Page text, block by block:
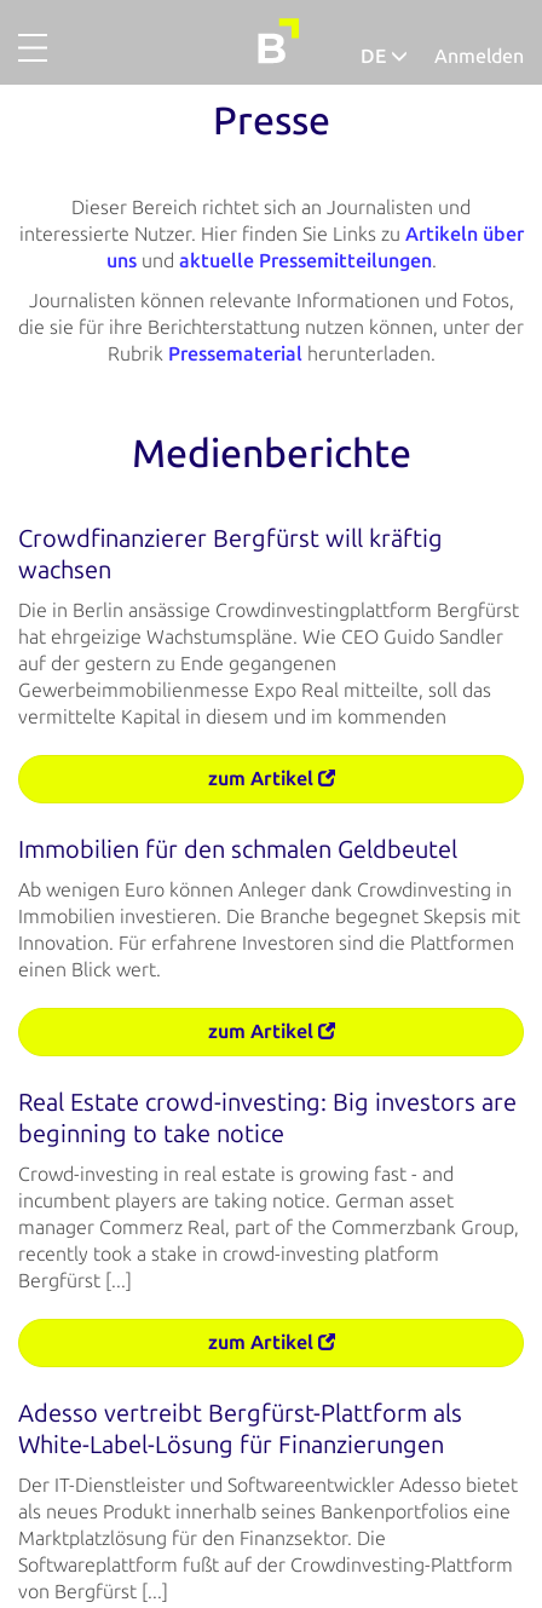
Finanzieren
Über uns
So funktionierts
Unternehmensaccount
DE
Deutsch
Anmelden
Presse
Dieser Bereich richtet sich an Journalisten und
interessierte Nutzer. Hier finden Sie Links zu Artikeln über
unsund aktuelle Pressemitteilungen.
Journalisten können relevante Informationen und Fotos,
die sie für ihre Berichterstattung nutzen können, unter der
Rubrik Pressematerialherunterladen.
Medienberichte
Crowdfinanzierer Bergfürst will kräftig
wachsen
Die in Berlin ansässige Crowdinvestingplattform Bergfürst
hat ehrgeizige Wachstumspläne. Wie CEO Guido Sandler
auf der gestern zu Ende gegangenen
Gewerbeimmobilienmesse Expo Real mitteilte, soll das
vermittelte Kapital in diesem und im kommenden
zum Artikel
Immobilien für den schmalen Geldbeutel
Ab wenigen Euro können Anleger dank Crowdinvesting in
Immobilien investieren. Die Branche begegnet Skepsis mit
Innovation. Für erfahrene Investoren sind die Plattformen
einen Blick wert.
zum Artikel
Real Estate crowd-investing: Big investors are
beginning to take notice
Crowd-investing in real estate is growing fast - and
incumbent players are taking notice. German asset
manager Commerz Real, part of the Commerzbank Group,
recently took a stake in crowd-investing platform
Bergfürst [...]
zum Artikel
Adesso vertreibt Bergfürst-Plattform als
White-Label-Lösung für Finanzierungen
Der IT-Dienstleister und Softwareentwickler Adesso bietet
als neues Produkt innerhalb seines Bankenportfolios eine
Marktplatzlösung für den Finanzsektor. Die
Softwareplattform fußt auf der Crowdinvesting-Plattform
von Bergfürst [...]